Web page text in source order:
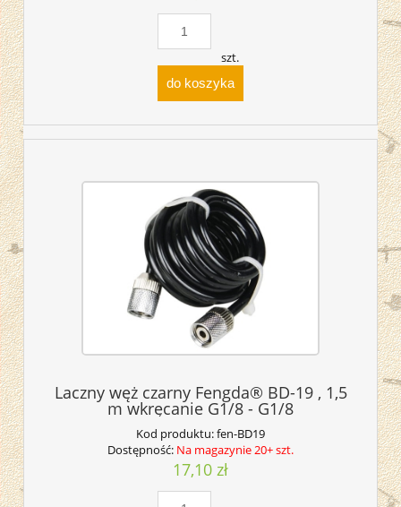
szt.
do koszyka
Laczny węż czarny Fengda® BD-19 , 1,5
m wkręcanie G1/8 - G1/8
Kod produktu:fen-BD19
Dostępność: Na magazynie 20+ szt.
17,10 zł